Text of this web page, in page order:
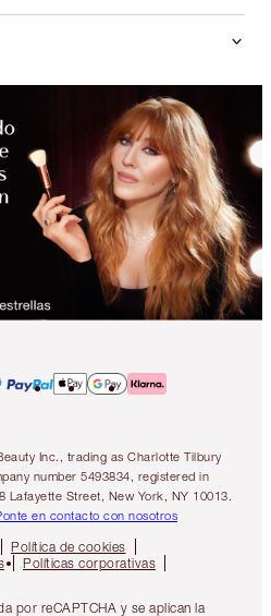
Inc., trading as Charlotte Tilbury
number 5493834, registered in
Lafayette Street, New York, NY 10013.
en contacto con nosotros
Política de cookies
Políticas corporativas
por reCAPTCHA y se aplican la